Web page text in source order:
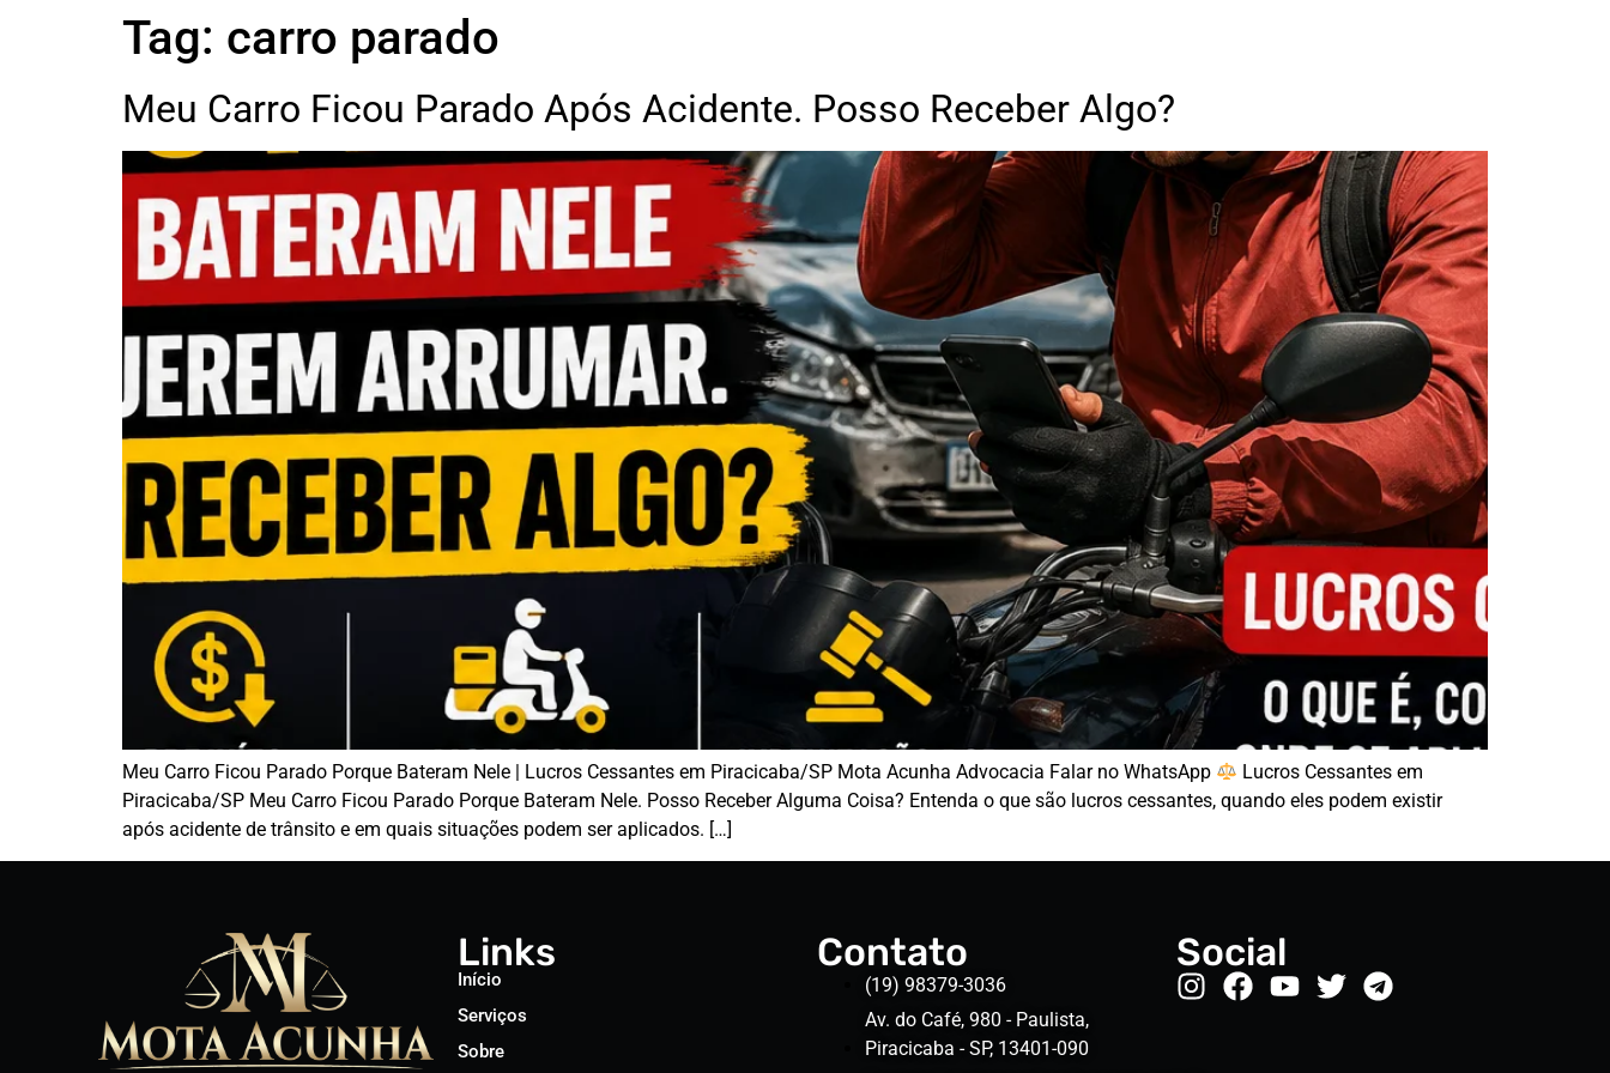
Tag: carro parado
Meu Carro Ficou Parado Após Acidente. Posso Receber Algo?
Meu Carro Ficou Parado Porque Bateram Nele | Lucros Cessantes em Piracicaba/SP Mota Acunha Advocacia Falar no WhatsApp
Lucros Cessantes em
Piracicaba/SP Meu Carro Ficou Parado Porque Bateram Nele. Posso Receber Alguma Coisa? Entenda o que são lucros cessantes, quando eles podem existir
após acidente de trânsito e em quais situações podem ser aplicados. […]
Links
Início
Serviços
Sobre
Contato
(19) 98379-3036
Av. do Café, 980 - Paulista,
Piracicaba - SP, 13401-090
Social